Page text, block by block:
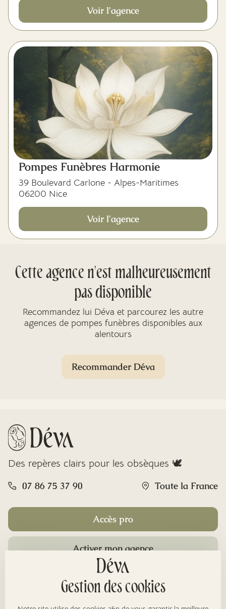
Voir l'agence
Pompes Funèbres Harmonie
39 Boulevard Carlone - Alpes-Maritimes
06200 Nice
Voir l'agence
Cette agence n'est malheureusement
pas disponible
Recommandez lui Déva et parcourez les autre
agences de pompes funèbres disponibles aux
alentours
Recommander Déva
Des repères clairs pour les obsèques 🕊️
07 86 75 37 90 Toute la France
Accès pro
Activer mon agence
Gestion des cookies